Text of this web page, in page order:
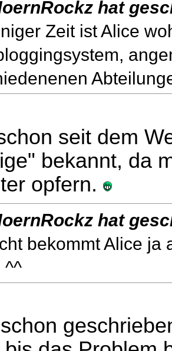
hat
Zeit ist Alice
seit dem
bekannt, da
opfern.
hat
bekommt Alice ja
^^